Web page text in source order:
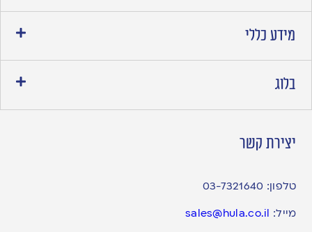
מידע כללי
בלוג
יצירת קשר
טלפון: 03-7321640
מייל: sales@hula.co.il